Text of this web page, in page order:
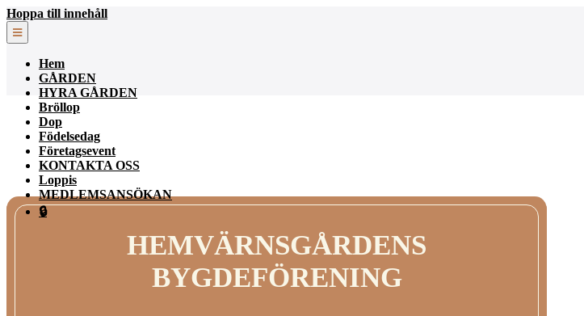
Hoppa till innehåll
Hem
GÅRDEN
HYRA GÅRDEN
Bröllop
Dop
Födelsedag
Företagsevent
KONTAKTA OSS
Loppis
MEDLEMSANSÖKAN
🔒
HEMVÄRNSGÅRDENS
BYGDEFÖRENING